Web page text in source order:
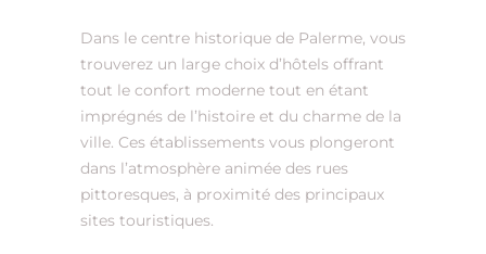
Dans le centre historique de Palerme, vous
trouverez un large choix d’hôtels offrant
tout le confort moderne tout en étant
imprégnés de l’histoire et du charme de la
ville. Ces établissements vous plongeront
dans l’atmosphère animée des rues
pittoresques, à proximité des principaux
sites touristiques.